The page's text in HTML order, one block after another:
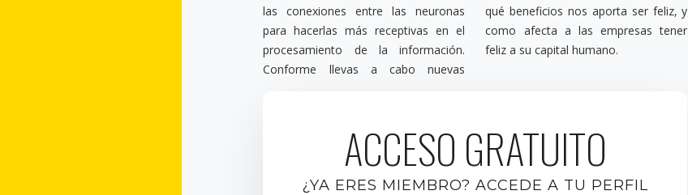
las conexiones entre las neuronas
para hacerlas más receptivas en el
procesamiento de la información.
Conforme llevas a cabo nuevas
qué beneficios nos aporta ser feliz, y
como afecta a las empresas tener
feliz a su capital humano.
ACCESO GRATUITO
¿YA ERES MIEMBRO? ACCEDE A TU PERFIL